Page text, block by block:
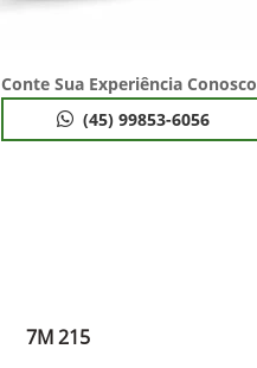
Conte Sua Experiência Conosco
(45) 99853-6056
7M 215